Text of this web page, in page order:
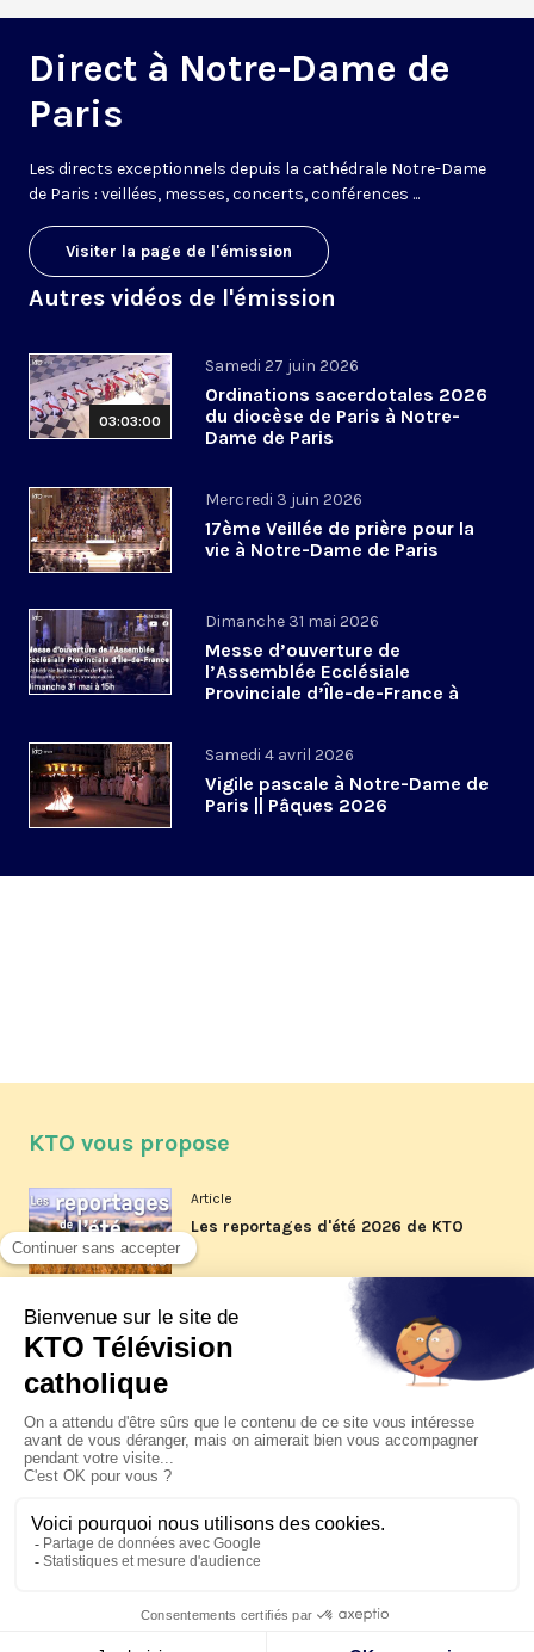
Direct à Notre-Dame de
Paris
Les directs exceptionnels depuis la cathédrale Notre-Dame
de Paris : veillées, messes, concerts, conférences ...
Visiter la page de l'émission
Autres vidéos de l'émission
03:03:00
Samedi 27 juin 2026
Ordinations sacerdotales 2026
du diocèse de Paris à Notre-
Dame de Paris
Mercredi 3 juin 2026
17ème Veillée de prière pour la
vie à Notre-Dame de Paris
Dimanche 31 mai 2026
Messe d’ouverture de
l’Assemblée Ecclésiale
Provinciale d’Île-de-France à
Samedi 4 avril 2026
Vigile pascale à Notre-Dame de
Paris || Pâques 2026
KTO vous propose
Article
Les reportages d'été 2026 de KTO
Article
La visite pastorale du pape Léon
XIV à Assise à suivre sur KTO le
Article
Le pape en Uruguay, Argentine et